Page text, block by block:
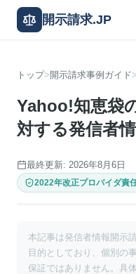
開示請求.JP
トップ 開示請求事例ガイド
Yahoo!知恵袋
対する発信者
最終更新: 2026年8月6日
2022年改正プロバイダ責
本記事は発信者情報開示
目的としており、個別の
保証ではありません。具